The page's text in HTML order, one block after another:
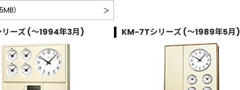
）
ーズ (～1994年3月) KM-7Tシリーズ (～1989年5月)